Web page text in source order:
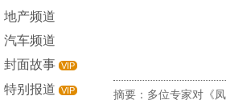
地产频道
汽车频道
封面故事 VIP
特别报道 VIP
摘要：多位专家对《